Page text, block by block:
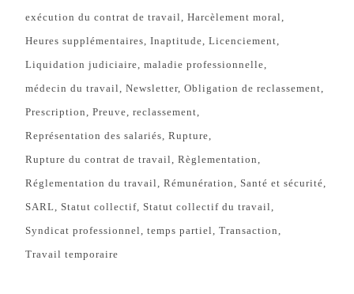
exécution du contrat de travail Harcèlement moral
Heures supplémentaires Inaptitude Licenciement
Liquidation judiciaire maladie professionnelle
médecin du travail Newsletter Obligation de reclassement
Prescription Preuve reclassement
Représentation des salariés Rupture
Rupture du contrat de travail Règlementation
Réglementation du travail Rémunération Santé et sécurité
SARL Statut collectif Statut collectif du travail
Syndicat professionnel temps partiel Transaction
Travail temporaire